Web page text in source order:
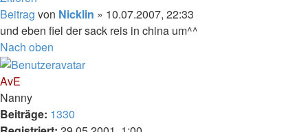
Beitrag von Nicklin » 10.07.2007, 22:33
und eben fiel der sack reis in china um^^
Nach oben
AvE
Nanny
Beiträge: 1330